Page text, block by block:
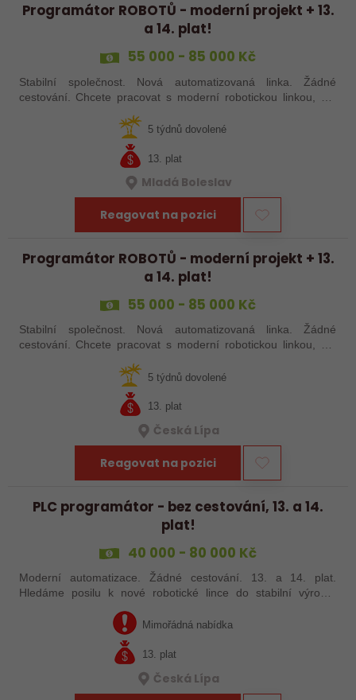
Programátor ROBOTŮ - moderní projekt + 13.
a 14. plat!
55 000 - 85 000 Kč
Stabilní společnost. Nová automatizovaná linka. Žádné
cestování. Chcete pracovat s moderní robotickou linkou, ale
šikovné absolventy…
5 týdnů dovolené
13. plat
Mladá Boleslav
Reagovat na pozici
Programátor ROBOTŮ - moderní projekt + 13.
a 14. plat!
55 000 - 85 000 Kč
Stabilní společnost. Nová automatizovaná linka. Žádné
cestování. Chcete pracovat s moderní robotickou linkou, ale
šikovné absolventy…
5 týdnů dovolené
13. plat
Česká Lípa
Reagovat na pozici
PLC programátor - bez cestování, 13. a 14.
plat!
40 000 - 80 000 Kč
Moderní automatizace. Žádné cestování. 13. a 14. plat.
Hledáme posilu k nové robotické lince do stabilní výrobní
jste šikovný absolvent…
Mimořádná nabídka
13. plat
Česká Lípa